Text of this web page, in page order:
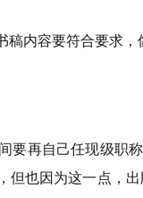
内容要符合要求，
要再自己任现级职
但也因为这一点，